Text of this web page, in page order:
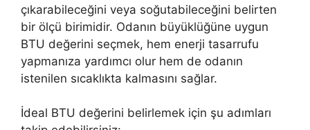
çıkarabileceğini veya soğutabileceğini belirten
bir ölçü birimidir. Odanın büyüklüğüne uygun
BTU değerini seçmek, hem enerji tasarrufu
yapmanıza yardımcı olur hem de odanın
istenilen sıcaklıkta kalmasını sağlar.
İdeal BTU değerini belirlemek için şu adımları